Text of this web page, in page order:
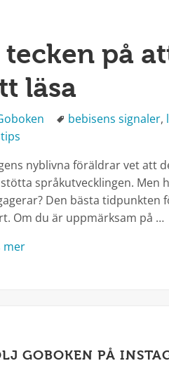
tecken på
läsa
Taggar
bebisens signaler,
nyblivna föräldrar vet att
språkutvecklingen. Men
Den bästa tidpunkten
Om du är uppmärksam på …
mer
GOBOKEN PÅ